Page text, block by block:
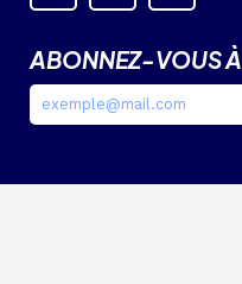
ABONNEZ-VOUS À